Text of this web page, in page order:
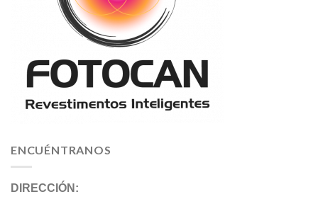
ENCUÉNTRANOS
DIRECCIÓN: